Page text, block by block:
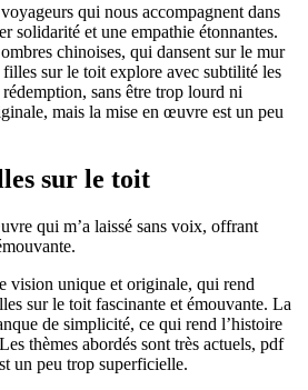
qui nous accompagnent dans
solidarité et une empathie étonnantes.
chinoises, qui dansent sur le mur
sur le toit explore avec subtilité les
sans être trop lourd ni
mais la mise en œuvre est un peu
sur le toit
qui m’a laissé sans voix, offrant
vision unique et originale, qui rend
sur le toit fascinante et émouvante. La
de simplicité, ce qui rend l’histoire
thèmes abordés sont très actuels, pdf
un peu trop superficielle.